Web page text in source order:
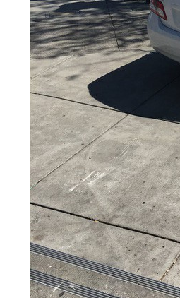
Chia sẻ với Business Insider, người lái
xe về phía cầu thang, dẫn đến vụ việc
ra sự cố này thêm lần nữa.